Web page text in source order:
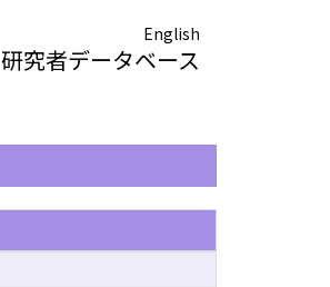
English
研究者データベース